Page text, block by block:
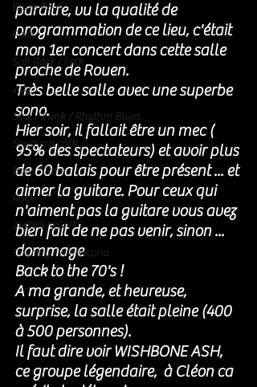
Blues Rock
Rock
Soft Rock / Folk
Jazz
Soul / Funk / Rhythm Blues
Southern rock
Bons Plans
Rock
ZIKERS NIGHT
Country / Americana
paraitre, vu la qualité de
programmation de ce lieu, c'était
mon 1er concert dans cette salle
proche de Rouen.
Très belle salle avec une superbe
sono.
Hier soir, il fallait être un mec (
95% des spectateurs) et avoir plus
de 60 balais pour être présent ... et
aimer la guitare. Pour ceux qui
n'aiment pas la guitare vous avez
bien fait de ne pas venir, sinon ...
dommage
Back to the 70's !
A ma grande, et heureuse,
surprise, la salle était pleine (400
à 500 personnes).
Il faut dire voir WISHBONE ASH,
ce groupe légendaire,  à Cléon ca